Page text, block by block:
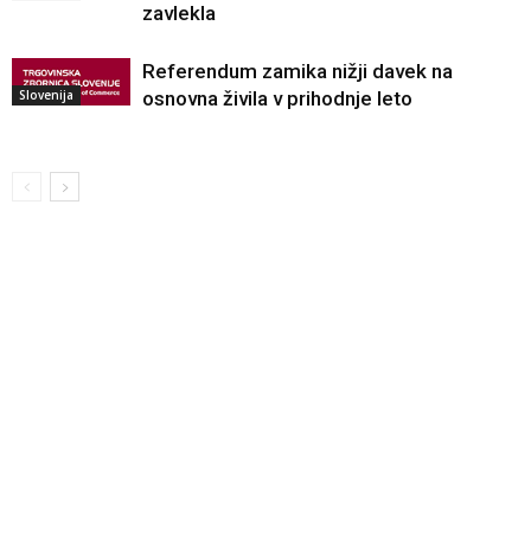
zavlekla
Slovenija
Referendum zamika nižji davek na
osnovna živila v prihodnje leto